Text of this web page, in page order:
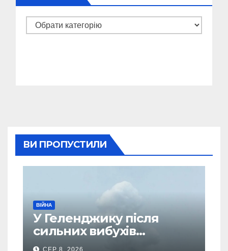
Категорії
ВИ ПРОПУСТИЛИ
ВІЙНА
У Геленджику після
сильних вибухів
почалася масова
СЕР 8, 2026